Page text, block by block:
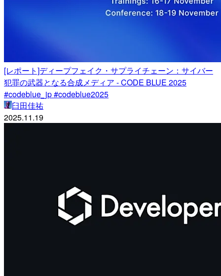
[レポート]ディープフェイク・サプライチェーン：サイバー
犯罪の武器となる合成メディア - CODE BLUE 2025
#codeblue_jp #codeblue2025
臼田佳祐
2025.11.19